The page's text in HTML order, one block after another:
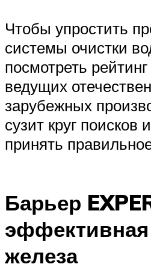
Чтобы упростить
системы очистки
посмотреть
ведущих
зарубежных
сузит круг поисков
принять
Барьер
эффективная
железа